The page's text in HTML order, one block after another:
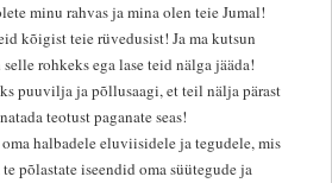
minu rahvas ja mina olen teie Jumal!
kõigist teie rüvedusist! Ja ma kutsun
rohkeks ega lase teid nälga jääda!
puuvilja ja põllusaagi, et teil nälja pärast
teotust paganate seas!
halbadele eluviisidele ja tegudele, mis
põlastate iseendid oma süütegude ja